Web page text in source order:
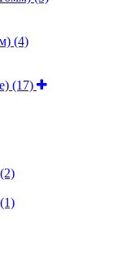
(4)
(17)
(2)
(1)